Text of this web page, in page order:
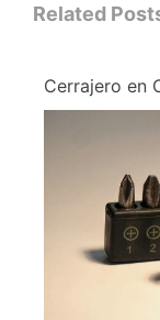
Related
Cerrajero en